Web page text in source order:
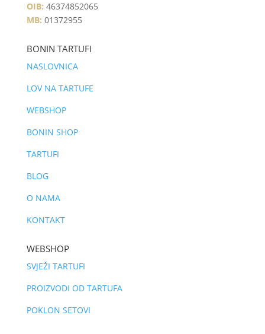
OIB: 46374852065
MB: 01372955
BONIN TARTUFI
NASLOVNICA
LOV NA TARTUFE
WEBSHOP
BONIN SHOP
TARTUFI
BLOG
O NAMA
KONTAKT
WEBSHOP
SVJEŽI TARTUFI
PROIZVODI OD TARTUFA
POKLON SETOVI